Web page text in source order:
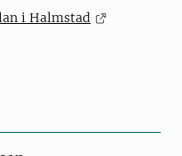
i Halmstad